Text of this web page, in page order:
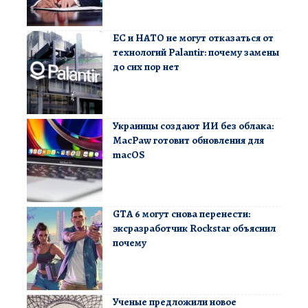
ЕС и НАТО не могут отказаться от
технологий Palantir: почему замены
до сих пор нет
Украинцы создают ИИ без облака:
MacPaw готовит обновления для
macOS
GTA 6 могут снова перенести:
эксразработчик Rockstar объяснил
почему
Ученые предложили новое